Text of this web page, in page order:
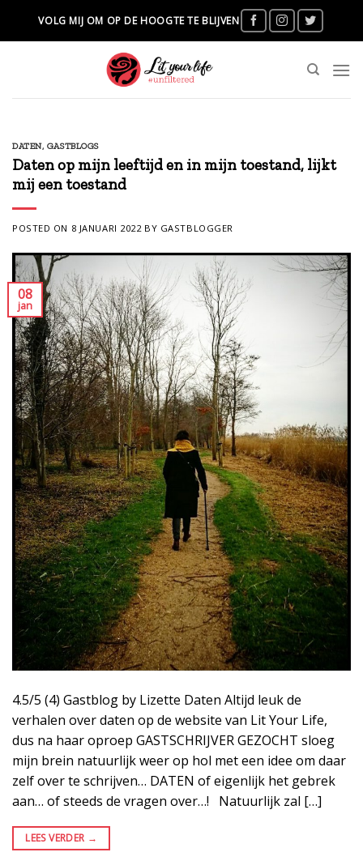
VOLG MIJ OM OP DE HOOGTE TE BLIJVEN
DATEN, GASTBLOGS
Daten op mijn leeftijd en in mijn toestand, lijkt
mij een toestand
POSTED ON 8 JANUARI 2022 BY GASTBLOGGER
08
jan
4.5/5 (4) Gastblog by Lizette Daten Altijd leuk de
verhalen over daten op de website van Lit Your Life,
dus na haar oproep GASTSCHRIJVER GEZOCHT sloeg
mijn brein natuurlijk weer op hol met een idee om daar
zelf over te schrijven… DATEN of eigenlijk het gebrek
aan… of steeds de vragen over…! Natuurlijk zal […]
LEES VERDER →